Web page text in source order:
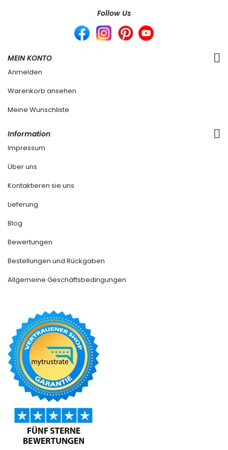
Follow Us
MEIN KONTO
Anmelden
Warenkorb ansehen
Meine Wunschliste
Information
Impressum
Über uns
Kontaktieren sie uns
Lieferung
Blog
Bewertungen
Bestellungen und Rückgaben
Allgemeine Geschäftsbedingungen